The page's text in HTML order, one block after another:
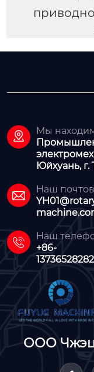

Мы
Юйхуань,

Наш

Наш
+86-
13736528282
ООО